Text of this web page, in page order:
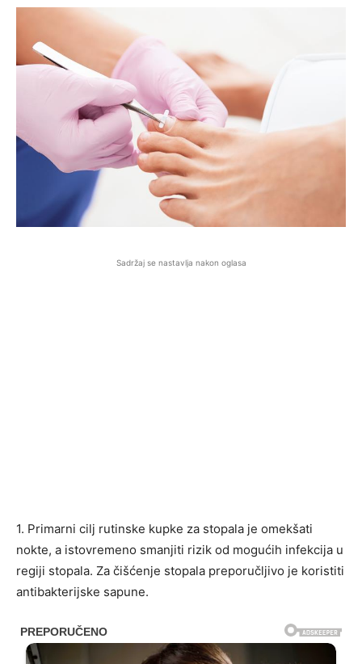
Sadržaj se nastavlja nakon oglasa
1. Primarni cilj rutinske kupke za stopala je omekšati
nokte, a istovremeno smanjiti rizik od mogućih infekcija u
regiji stopala. Za čišćenje stopala preporučljivo je koristiti
antibakterijske sapune.